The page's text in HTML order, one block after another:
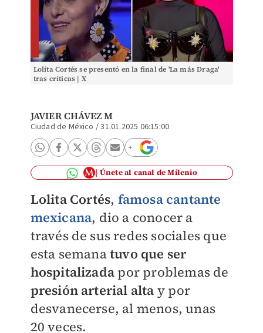
Lolita Cortés se presentó en la final de 'La más Draga'
tras críticas | X
JAVIER CHÁVEZ M
Ciudad de México /31.01.2025 06:15:00
Únete al canal de Milenio
Lolita Cortés, famosa cantante
mexicana, dio a conocer a
través de sus redes sociales que
esta semanatuvo que ser
hospitalizada por problemas de
presión arterial alta y por
desvanecerse, al menos, unas
20 veces.